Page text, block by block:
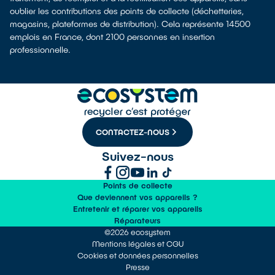
oublier les contributions des points de collecte (déchetteries,
magasins, plateformes de distribution). Cela représente 14500
emplois en France, dont 2100 personnes en insertion
professionnelle.
CONTACTEZ-NOUS
Suivez-nous
Points de collecte
Que deviennent vos appareils ?
Entretenir et réparer vos appareils
Réparateurs
©2026 ecosystem
Mentions légales et CGU
Cookies et données personnelles
Presse